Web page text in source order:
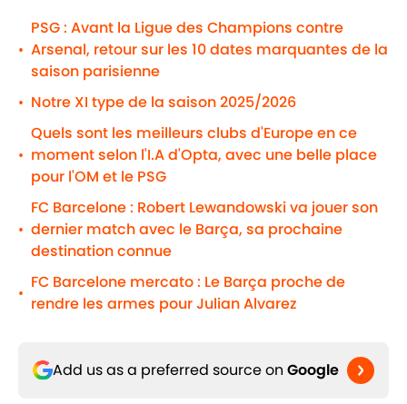
•
PSG : Avant la Ligue des Champions contre
Arsenal, retour sur les 10 dates marquantes de la
saison parisienne
• Notre XI type de la saison 2025/2026
•
Quels sont les meilleurs clubs d'Europe en ce
moment selon l'I.A d'Opta, avec une belle place
pour l'OM et le PSG
•
FC Barcelone : Robert Lewandowski va jouer son
dernier match avec le Barça, sa prochaine
destination connue
•
FC Barcelone mercato : Le Barça proche de
rendre les armes pour Julian Alvarez
Add us as a preferred source on Google